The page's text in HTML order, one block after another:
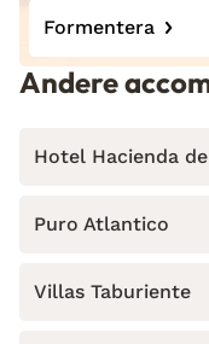
Formentera
Andere
Hotel Hacienda
Puro Atlantico
Villas Taburiente